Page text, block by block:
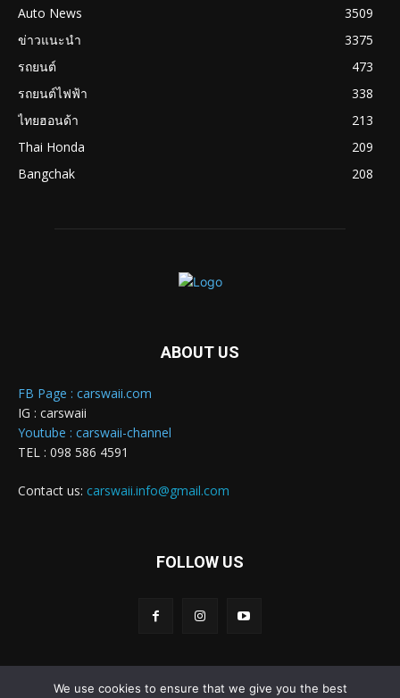
Auto News
3509
ข่าวแนะนำ
3375
รถยนต์
473
รถยนต์ไฟฟ้า
338
ไทยฮอนด้า
213
Thai Honda
209
Bangchak
208
ABOUT US
FB Page : carswaii.com
IG : carswaii
Youtube : carswaii-channel
TEL : 098 586 4591
Contact us: carswaii.info@gmail.com
FOLLOW US
We use cookies to ensure that we give you the best